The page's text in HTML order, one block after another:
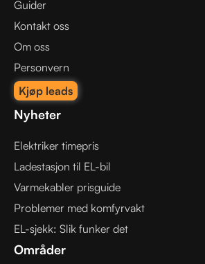
Guider
Kontakt oss
Om oss
Personvern
Kjøp leads
Nyheter
Elektriker timepris
Ladestasjon til EL-bil
Varmekabler prisguide
Problemer med komfyrvakt
EL-sjekk: Slik funker det
Områder